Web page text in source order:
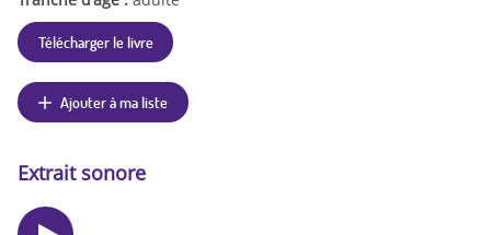
Télécharger le livre
Ajouter à ma liste
Extrait sonore